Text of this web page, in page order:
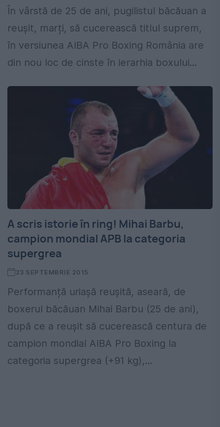
În vârstă de 25 de ani, pugilistul băcăuan a
reușit, marți, să cucerească titlul suprem,
în versiunea AIBA Pro Boxing România are
din nou loc de cinste în ierarhia boxului...
A scris istorie în ring! Mihai Barbu,
campion mondial APB la categoria
supergrea
23 SEPTEMBRIE 2015
Performanță uriașă reușită, aseară, de
boxerul băcăuan Mihai Barbu (25 de ani),
după ce a reușit să cucerească centura de
campion mondial AIBA Pro Boxing la
categoria supergrea (+91 kg),...